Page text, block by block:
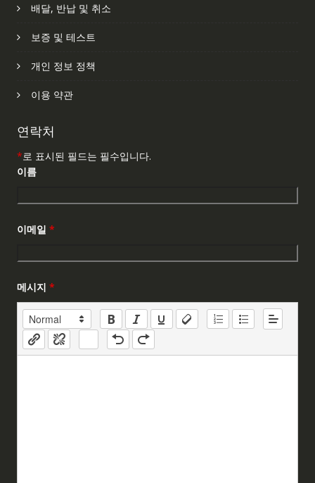
배달, 반납 및 취소
보증 및 테스트
개인 정보 정책
이용 약관
연락처
*로 표시된 필드는 필수입니다.
이름
이메일 *
메시지 *